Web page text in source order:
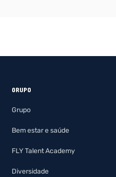
GRUPO
Grupo
Bem estar e saúde
FLY Talent Academy
Diversidade